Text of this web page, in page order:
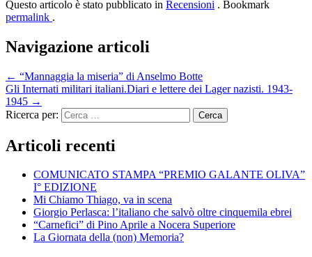
Questo articolo è stato pubblicato in Recensioni . Bookmark
permalink .
Navigazione articoli
← “Mannaggia la miseria” di Anselmo Botte
Gli Internati militari italiani.Diari e lettere dei Lager nazisti. 1943-
1945 →
Ricerca per:
Articoli recenti
COMUNICATO STAMPA “PREMIO GALANTE OLIVA”
I° EDIZIONE
Mi Chiamo Thiago, va in scena
Giorgio Perlasca: l’italiano che salvò oltre cinquemila ebrei
“Carnefici” di Pino Aprile a Nocera Superiore
La Giornata della (non) Memoria?